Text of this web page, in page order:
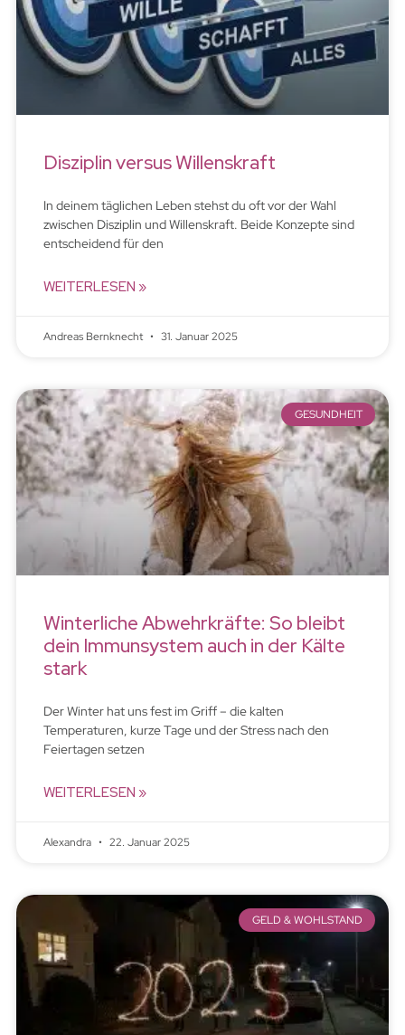
Disziplin versus Willenskraft
In deinem täglichen Leben stehst du oft vor der Wahl
zwischen Disziplin und Willenskraft. Beide Konzepte sind
entscheidend für den
WEITERLESEN »
Andreas Bernknecht 31. Januar 2025
GESUNDHEIT
Winterliche Abwehrkräfte: So bleibt
dein Immunsystem auch in der Kälte
stark
Der Winter hat uns fest im Griff – die kalten
Temperaturen, kurze Tage und der Stress nach den
Feiertagen setzen
WEITERLESEN »
Alexandra 22. Januar 2025
GELD & WOHLSTAND